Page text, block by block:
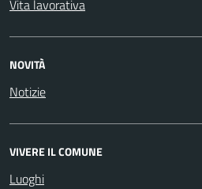
Vita lavorativa
NOVITÀ
Notizie
VIVERE IL COMUNE
Luoghi